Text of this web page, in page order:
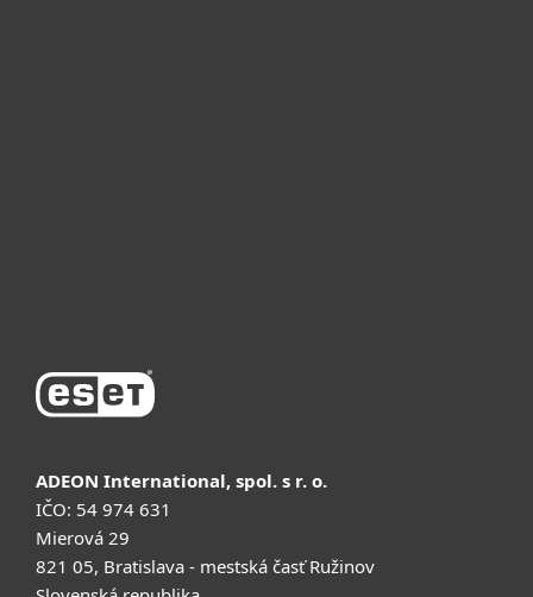
ADEON International, spol. s r. o.
IČO: 54 974 631
Mierová 29
821 05, Bratislava - mestská časť Ružinov